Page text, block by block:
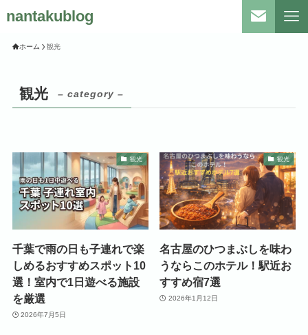
nantakublog
ホーム 観光
観光 – category –
観光
千葉で雨の日も子連れで楽
しめるおすすめスポット10
選！室内で1日遊べる施設
を厳選
2026年7月5日
観光
名古屋のひつまぶしを味わ
うならこのホテル！駅近お
すすめ宿7選
2026年1月12日